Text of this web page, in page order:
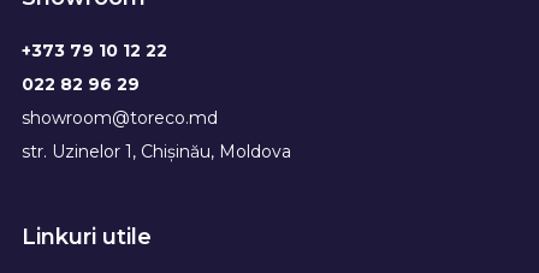
+373 79 10 12 22
022 82 96 29
showroom@toreco.md
str. Uzinelor 1, Chișinău, Moldova
Linkuri utile